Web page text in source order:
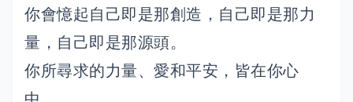
你會憶起自己即是那創造，自己即是那力
量，自己即是那源頭。
你所尋求的力量、愛和平安，皆在你心